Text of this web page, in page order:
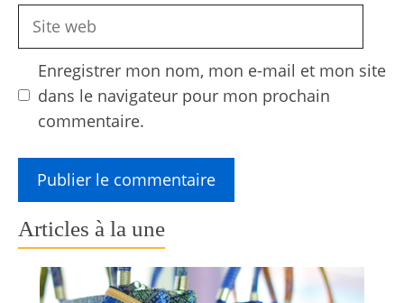
Site
Enregistrer mon nom, mon e-mail et mon site
dans le navigateur pour mon prochain
commentaire.
Articles à la une